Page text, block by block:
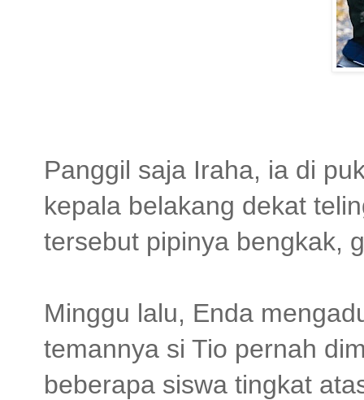
Panggil saja Iraha, ia di
kepala belakang dekat
tersebut pipinya bengkak,
Minggu lalu, Enda
temannya si Tio pernah
beberapa siswa tingkat